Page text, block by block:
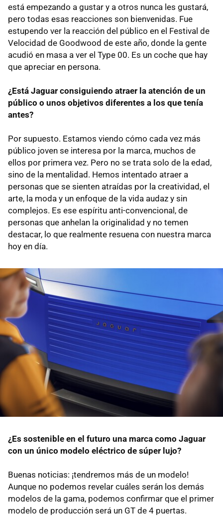
está empezando a gustar y a otros nunca les gustará,
pero todas esas reacciones son bienvenidas. Fue
estupendo ver la reacción del público en el Festival de
Velocidad de Goodwood de este año, donde la gente
acudió en masa a ver el Type 00. Es un coche que hay
que apreciar en persona.
¿Está Jaguar consiguiendo atraer la atención de un
público o unos objetivos diferentes a los que tenía
antes?
Por supuesto. Estamos viendo cómo cada vez más
público joven se interesa por la marca, muchos de
ellos por primera vez. Pero no se trata solo de la edad,
sino de la mentalidad. Hemos intentado atraer a
personas que se sienten atraídas por la creatividad, el
arte, la moda y un enfoque de la vida audaz y sin
complejos. Es ese espíritu anti-convencional, de
personas que anhelan la originalidad y no temen
destacar, lo que realmente resuena con nuestra marca
hoy en día.
¿Es sostenible en el futuro una marca como Jaguar
con un único modelo eléctrico de súper lujo?
Buenas noticias: ¡tendremos más de un modelo!
Aunque no podemos revelar cuáles serán los demás
modelos de la gama, podemos confirmar que el primer
modelo de producción será un GT de 4 puertas.